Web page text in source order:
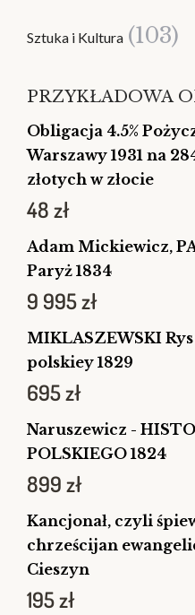
Sztuka i Kultura (103)
PRZYKŁADOWA
Obligacja 4.5%
Warszawy 1931 na
złotych w złocie
48zł
Adam Mickiewicz,
Paryż 1834
9 995zł
MIKLASZEWSKI
polskiey 1829
695zł
Naruszewicz -
POLSKIEGO 1824
899zł
Kancjonał, czyli
chrześcijan
Cieszyn
195zł